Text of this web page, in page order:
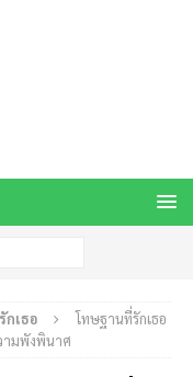
กเธอ
โทษฐานที่รักเธอ
ามพังพินาศ